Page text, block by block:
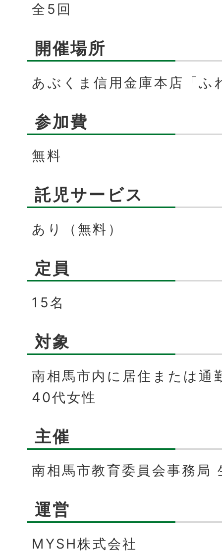
全5回
開催場所
あぶくま信用金庫本店「ふ
参加費
無料
託児サービス
あり（無料）
定員
15名
対象
南相馬市内に居住または通
40代女性
主催
南相馬市教育委員会事務局
運営
MYSH株式会社